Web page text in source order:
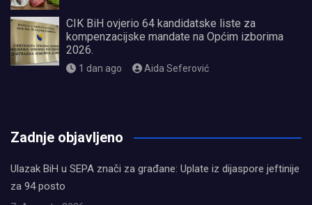
CIK BiH ovjerio 64 kandidatske liste za
kompenzacijske mandate na Općim izborima
2026.
1 dan ago Aida Seferović
Zadnje objavljeno
Ulazak BiH u SEPA znači za građane: Uplate iz dijaspore jeftinije
za 94 posto